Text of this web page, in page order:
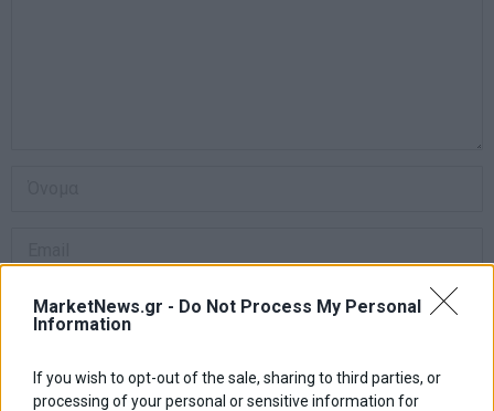
MarketNews.gr - Do Not Process My Personal
Information
If you wish to opt-out of the sale, sharing to third parties, or
processing of your personal or sensitive information for
τον πλοηγό για την επόμενη φορά που θα σχολιάσω.